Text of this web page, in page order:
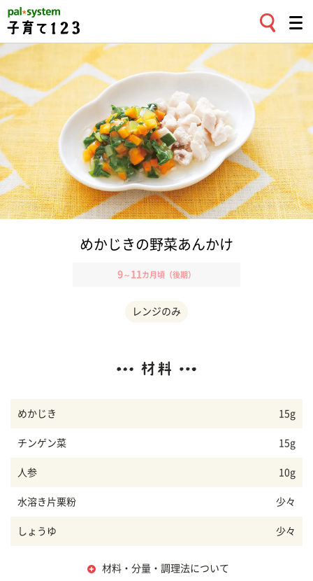
めかじきの野菜あんかけ
9～ 11 カ月頃（後期）
レンジのみ
めかじき 15g
チンゲン菜 15g
人参 10g
水溶き片栗粉 少々
しょうゆ 少々
材料・分量・調理法について